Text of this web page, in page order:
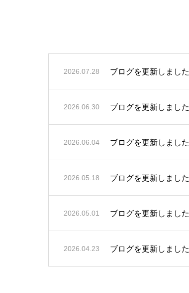
2026.07.28 ブログを更新しました
2026.06.30 ブログを更新しました
2026.06.04 ブログを更新しました
2026.05.18 ブログを更新しました
2026.05.01 ブログを更新しました
2026.04.23 ブログを更新しました